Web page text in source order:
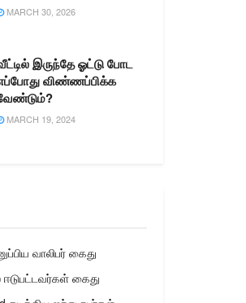
MARCH 30, 2026
இருந்தே ஓட்டு போட
விண்ணப்பிக்க
MARCH 19, 2024
வாலிபர் கைது
கைது